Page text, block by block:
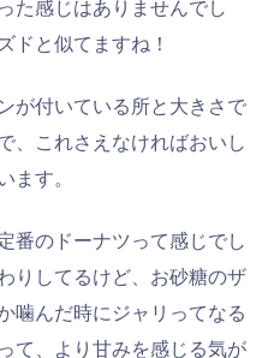
た感じはありませんでし
ドと似てますね！
が付いている所と大きさで
、これさえなければおいし
ます。
番のドーナツって感じでし
りしてるけど、お砂糖のザ
噛んだ時にジャリってなる
て、より甘みを感じる気が